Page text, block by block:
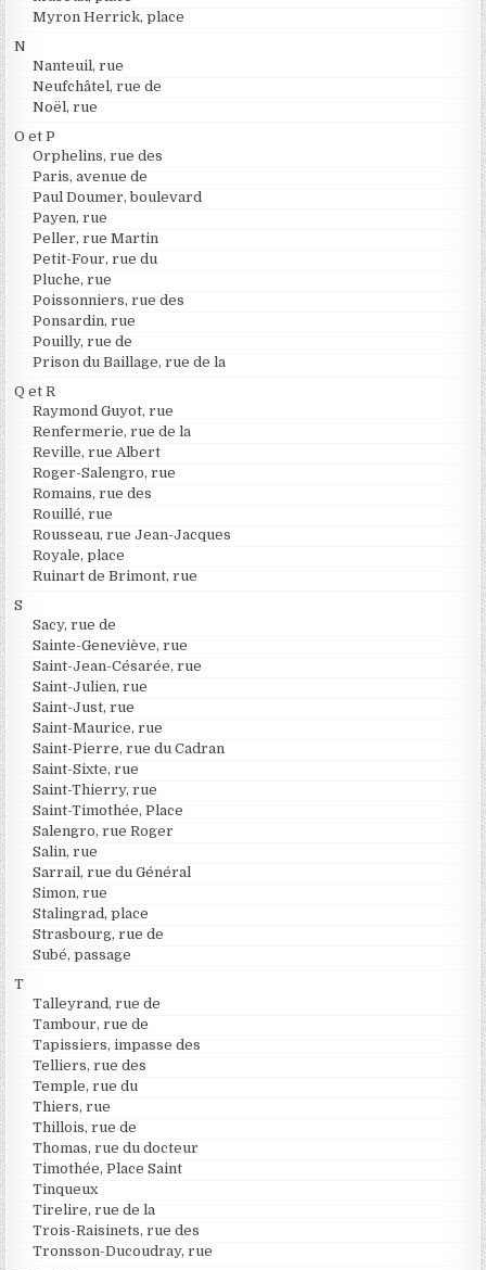
Myron Herrick, place
N
Nanteuil, rue
Neufchâtel, rue de
Noël, rue
O et P
Orphelins, rue des
Paris, avenue de
Paul Doumer, boulevard
Payen, rue
Peller, rue Martin
Petit-Four, rue du
Pluche, rue
Poissonniers, rue des
Ponsardin, rue
Pouilly, rue de
Prison du Baillage, rue de la
Q et R
Raymond Guyot, rue
Renfermerie, rue de la
Reville, rue Albert
Roger-Salengro, rue
Romains, rue des
Rouillé, rue
Rousseau, rue Jean-Jacques
Royale, place
Ruinart de Brimont, rue
S
Sacy, rue de
Sainte-Geneviève, rue
Saint-Jean-Césarée, rue
Saint-Julien, rue
Saint-Just, rue
Saint-Maurice, rue
Saint-Pierre, rue du Cadran
Saint-Sixte, rue
Saint-Thierry, rue
Saint-Timothée, Place
Salengro, rue Roger
Salin, rue
Sarrail, rue du Général
Simon, rue
Stalingrad, place
Strasbourg, rue de
Subé, passage
T
Talleyrand, rue de
Tambour, rue de
Tapissiers, impasse des
Telliers, rue des
Temple, rue du
Thiers, rue
Thillois, rue de
Thomas, rue du docteur
Timothée, Place Saint
Tinqueux
Tirelire, rue de la
Trois-Raisinets, rue des
Tronsson-Ducoudray, rue